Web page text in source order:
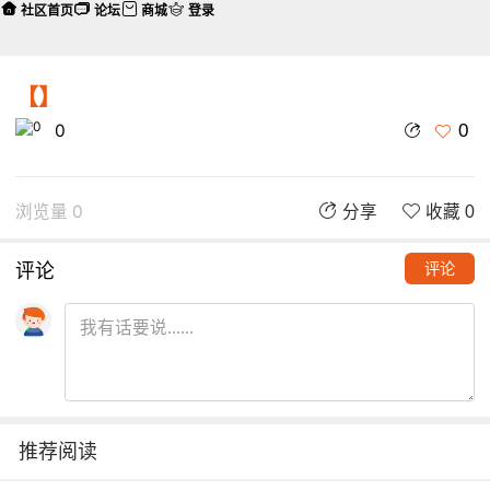
【】
0 0
浏览量 0 分享 收藏 0
评论 评论
推荐阅读
社区首页 论坛 商城 登录